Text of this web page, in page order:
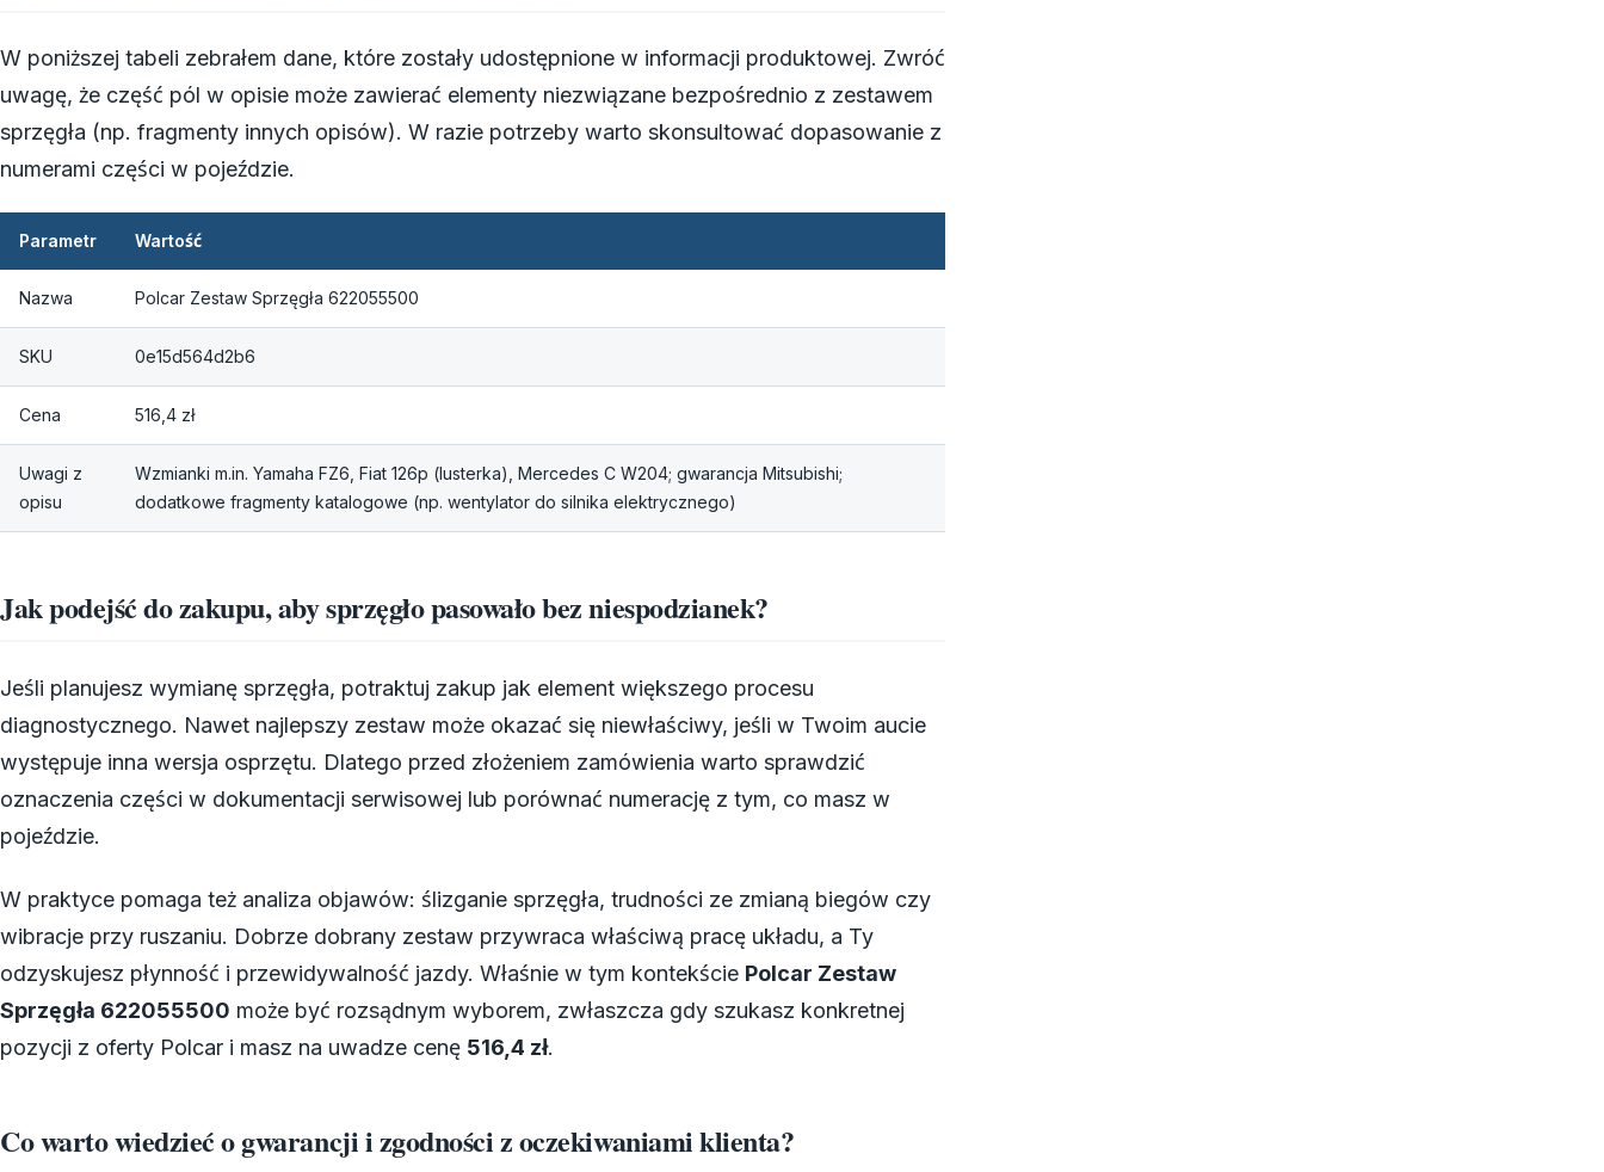
W poniższej tabeli zebrałem dane, które zostały udostępnione w informacji produktowej. Zwróć
uwagę, że część pól w opisie może zawierać elementy niezwiązane bezpośrednio z zestawem
sprzęgła (np. fragmenty innych opisów). W razie potrzeby warto skonsultować dopasowanie z
numerami części w pojeździe.
Parametr Wartość
Nazwa Polcar Zestaw Sprzęgła 622055500
SKU 0e15d564d2b6
Cena 516,4 zł
Uwagi z
opisu
Wzmianki m.in. Yamaha FZ6, Fiat 126p (lusterka), Mercedes C W204; gwarancja Mitsubishi;
dodatkowe fragmenty katalogowe (np. wentylator do silnika elektrycznego)
Jak podejść do zakupu, aby sprzęgło pasowało bez niespodzianek?
Jeśli planujesz wymianę sprzęgła, potraktuj zakup jak element większego procesu
diagnostycznego. Nawet najlepszy zestaw może okazać się niewłaściwy, jeśli w Twoim aucie
występuje inna wersja osprzętu. Dlatego przed złożeniem zamówienia warto sprawdzić
oznaczenia części w dokumentacji serwisowej lub porównać numerację z tym, co masz w
pojeździe.
W praktyce pomaga też analiza objawów: ślizganie sprzęgła, trudności ze zmianą biegów czy
wibracje przy ruszaniu. Dobrze dobrany zestaw przywraca właściwą pracę układu, a Ty
odzyskujesz płynność i przewidywalność jazdy. Właśnie w tym kontekście Polcar Zestaw
Sprzęgła 622055500 może być rozsądnym wyborem, zwłaszcza gdy szukasz konkretnej
pozycji z oferty Polcar i masz na uwadze cenę 516,4 zł.
Co warto wiedzieć o gwarancji i zgodności z oczekiwaniami klienta?